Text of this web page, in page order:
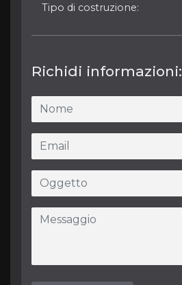
Tipo di costruzione
Richidi informazioni: